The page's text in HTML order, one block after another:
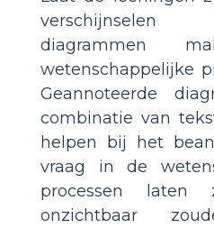
verschijnselen
diagrammen
wetenschappelijke
Geannoteerde
combinatie van
helpen bij het
vraag in de
processen laten
onzichtbaar